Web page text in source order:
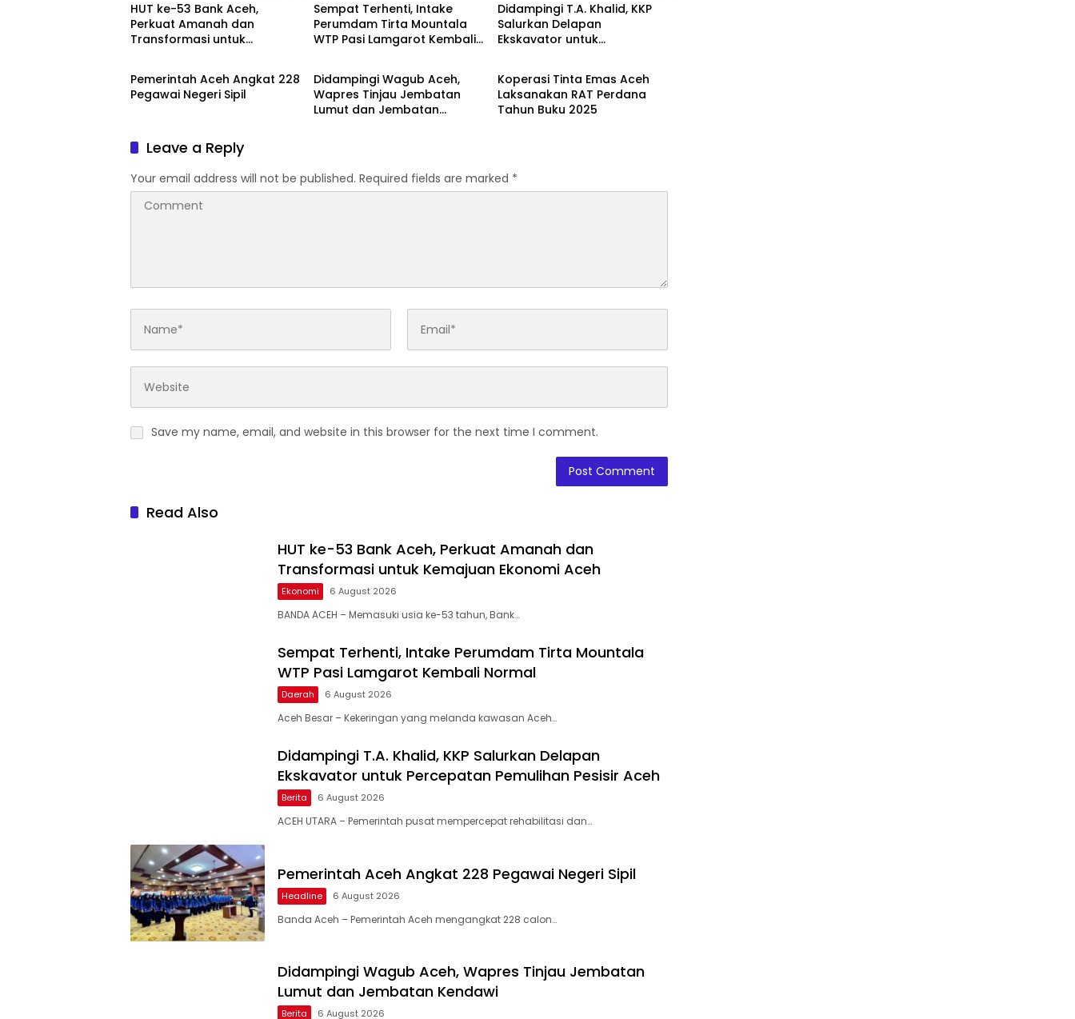
HUT ke-53 Bank Aceh,
Perkuat Amanah dan
Transformasi untuk
Sempat Terhenti, Intake
Perumdam Tirta Mountala
WTP Pasi Lamgarot Kembali
Didampingi T.A. Khalid, KKP
Salurkan Delapan
Ekskavator untuk
Headline
Pemerintah Aceh Angkat 228
Pegawai Negeri Sipil
Berita
Didampingi Wagub Aceh,
Wapres Tinjau Jembatan
Lumut dan Jembatan
Berita
Koperasi Tinta Emas Aceh
Laksanakan RAT Perdana
Tahun Buku 2025
Leave a Reply
Your email address will not be published. Required fields are marked *
Save my name, email, and website in this browser for the next time I comment.
Read Also
HUT ke-53 Bank Aceh, Perkuat Amanah dan
Transformasi untuk Kemajuan Ekonomi Aceh
Ekonomi 6 August 2026
BANDA ACEH – Memasuki usia ke-53 tahun, Bank…
Sempat Terhenti, Intake Perumdam Tirta Mountala
WTP Pasi Lamgarot Kembali Normal
Daerah 6 August 2026
Aceh Besar – Kekeringan yang melanda kawasan Aceh…
Didampingi T.A. Khalid, KKP Salurkan Delapan
Ekskavator untuk Percepatan Pemulihan Pesisir Aceh
Berita 6 August 2026
ACEH UTARA – Pemerintah pusat mempercepat rehabilitasi dan…
Pemerintah Aceh Angkat 228 Pegawai Negeri Sipil
Headline 6 August 2026
Banda Aceh – Pemerintah Aceh mengangkat 228 calon…
Didampingi Wagub Aceh, Wapres Tinjau Jembatan
Lumut dan Jembatan Kendawi
Berita 6 August 2026